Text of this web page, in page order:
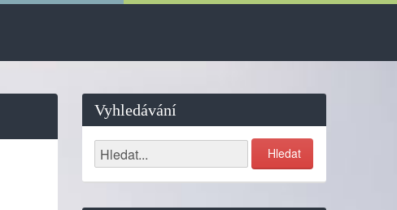
Vyhledávání